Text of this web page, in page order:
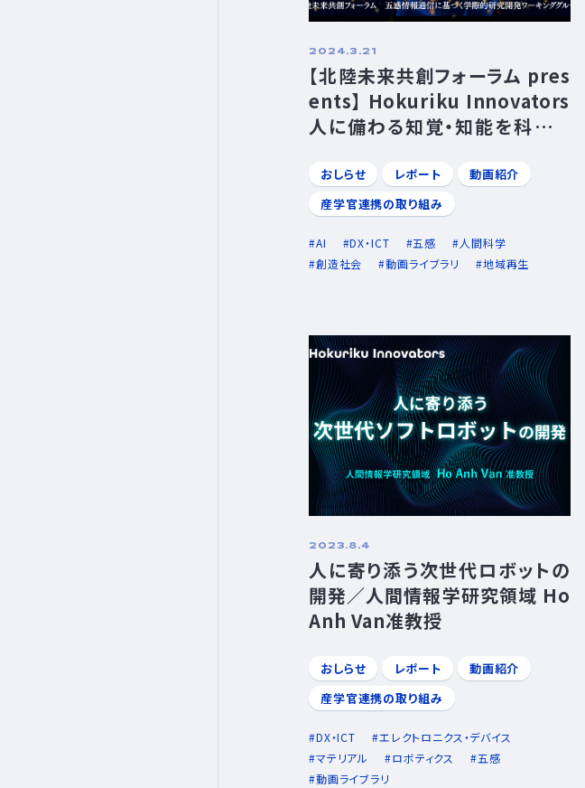
2024.3.21
【北陸未来共創フォーラム pres
ents】 Hokuriku Innovators
人に備わる知覚・知能を科学で
X/生体機能・感覚研究センター
×北菱電興株式会社
おしらせ レポート
動画紹介
産学官連携の取り組み
AI DX・ICT 五感
人間科学
創造社会
動画ライブラリ 地域再生
2023.8.4
人に寄り添う次世代ロボットの
開発／人間情報学研究領域 Ho
Anh Van准教授
おしらせ レポート
動画紹介
産学官連携の取り組み
DX・ICT
エレクトロニクス・デバイス
マテリアル
ロボティクス
五感
動画ライブラリ